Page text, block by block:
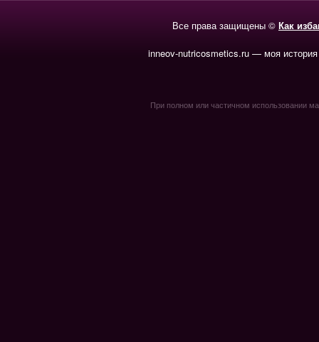
Все права защищены © Как
inneov-nutricosmetics.ru — моя
При полном или частичном использовании